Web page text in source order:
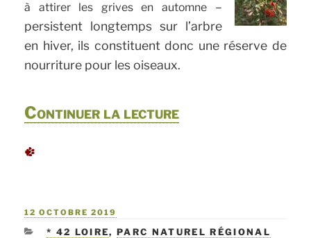
à attirer les grives en automne–
persistent longtemps sur l’arbre
en hiver, ils constituent donc une réserve de
nourriture pour les oiseaux.
Continuer la lecturede
PUBLIÉ
12 OCTOBRE 2019
CATÉGORIES
* 42 LOIRE,PARC NATUREL RÉGIONAL